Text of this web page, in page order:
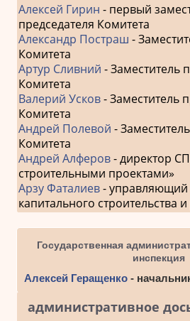
Алексей Гирин - первый
председателя Комитета
Александр Постраш -
Комитета
Артур Сливний - Заместитель
Комитета
Валерий Усков- Заместитель
Комитета
Андрей Полевой -
Комитета
Андрей Алферов- директор
строительными проектами»
Арзу Фаталиев- управляющий
капитального строительства
Государственная
инспекция
Алексей Геращенко-
административное